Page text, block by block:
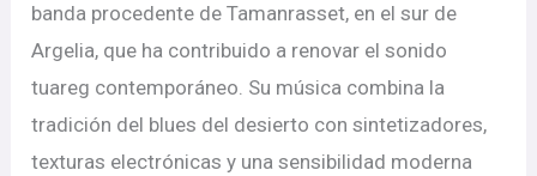
banda procedente de Tamanrasset, en el sur de
Argelia, que ha contribuido a renovar el sonido
tuareg contemporáneo. Su música combina la
tradición del blues del desierto con sintetizadores,
texturas electrónicas y una sensibilidad moderna